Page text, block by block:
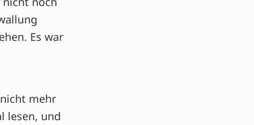
Es war
mehr
lesen, und